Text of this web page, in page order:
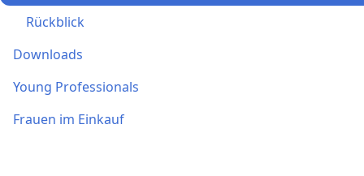
Rückblick
Downloads
Young Professionals
Frauen im Einkauf